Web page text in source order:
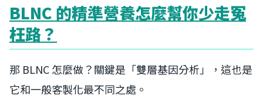
BLNC 的精準營養怎麼幫你少走冤
枉路？
那 BLNC 怎麼做？關鍵是「雙層基因分析」，這也是
它和一般客製化最不同之處。